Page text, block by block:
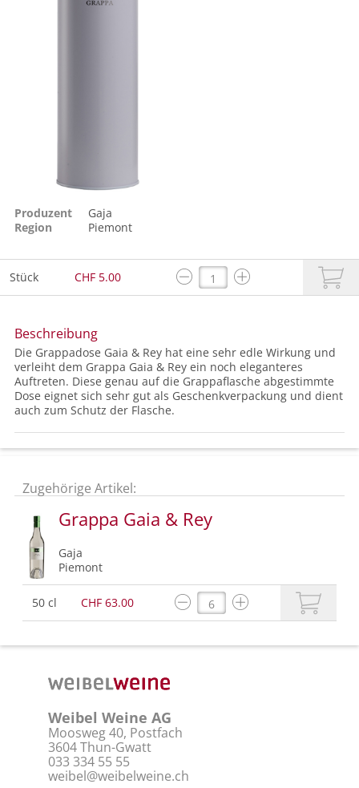
Produzent
Gaja
Region
Piemont
Stück CHF 5.00
Beschreibung
Die Grappadose Gaia & Rey hat eine sehr edle Wirkung und
verleiht dem Grappa Gaia & Rey ein noch eleganteres
Auftreten. Diese genau auf die Grappaflasche abgestimmte
Dose eignet sich sehr gut als Geschenkverpackung und dient
auch zum Schutz der Flasche.
Zugehörige Artikel:
Grappa Gaia & Rey
Gaja
Piemont
50 cl CHF 63.00
Weibel Weine AG
Moosweg 40, Postfach
3604 Thun-Gwatt
033 334 55 55
weibel@weibelweine.ch